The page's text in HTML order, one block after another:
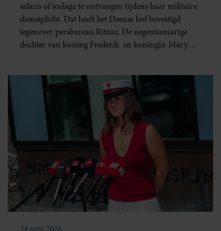
salaris of toelage te ontvangen tijdens haar militaire
dienstplicht. Dat heeft het Deense hof bevestigd
tegenover persbureau Ritzau. De negentienjarige
dochter van koning Frederik en koningin Mary